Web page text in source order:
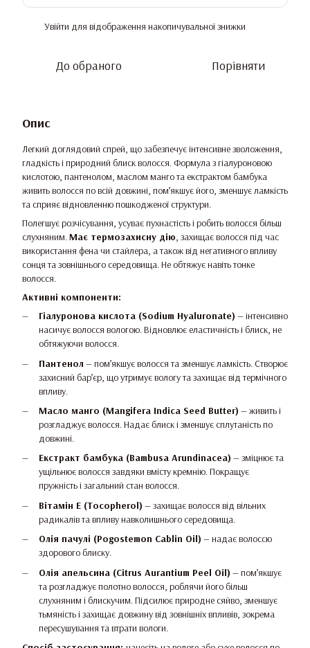
Увійти для відображення накопичувальної знижки
До обраного Порівняти
Опис
Легкий доглядовий спрей, що забезпечує інтенсивне зволоження,
гладкість і природний блиск волосся. Формула з гіалуроновою
кислотою, пантенолом, маслом манго та екстрактом бамбука
живить волосся по всій довжині, пом’якшує його, зменшує ламкість
та сприяє відновленню пошкодженої структури.
Полегшує розчісування, усуває пухнастість і робить волосся більш
слухняним.Має термозахисну дію, захищає волосся під час
використання фена чи стайлера, а також від негативного впливу
сонця та зовнішнього середовища. Не обтяжує навіть тонке
волосся.
Активні компоненти:
Гіалуронова кислота (Sodium Hyaluronate) — інтенсивно
насичує волосся вологою. Відновлює еластичність і блиск, не
обтяжуючи волосся.
Пантенол — пом’якшує волосся та зменшує ламкість. Створює
захисний бар’єр, що утримує вологу та захищає від термічного
впливу.
Масло манго (Mangifera Indica Seed Butter) — живить і
розгладжує волосся. Надає блиск і зменшує сплутаність по
довжині.
Екстракт бамбука (Bambusa Arundinacea) — зміцнює та
ущільнює волосся завдяки вмісту кремнію. Покращує
пружність і загальний стан волосся.
Вітамін E (Tocopherol) — захищає волосся від вільних
радикалів та впливу навколишнього середовища.
Олія пачулі (Pogostemon Cablin Oil) — надає волоссю
здорового блиску.
Олія апельсина (Citrus Aurantium Peel Oil) — пом’якшує
та розгладжує полотно волосся, роблячи його більш
слухняним і блискучим. Підсилює природне сяйво, зменшує
тьмяність і захищає довжину від зовнішніх впливів, зокрема
пересушування та втрати вологи.